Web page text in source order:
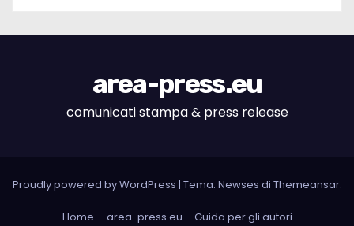
area-press.eu
comunicati stampa & press release
Proudly powered by WordPress | Tema: Newses di Themeansar.
Home
area-press.eu – Guida per gli autori